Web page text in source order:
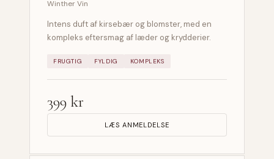
Winther Vin
Intens duft af kirsebær og blomster, med en
kompleks eftersmag af læder og krydderier.
FRUGTIG FYLDIG KOMPLEKS
399 kr
LÆS ANMELDELSE